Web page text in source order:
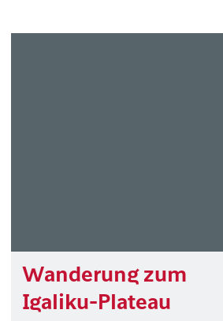
Wanderung zum
Igaliku-Plateau